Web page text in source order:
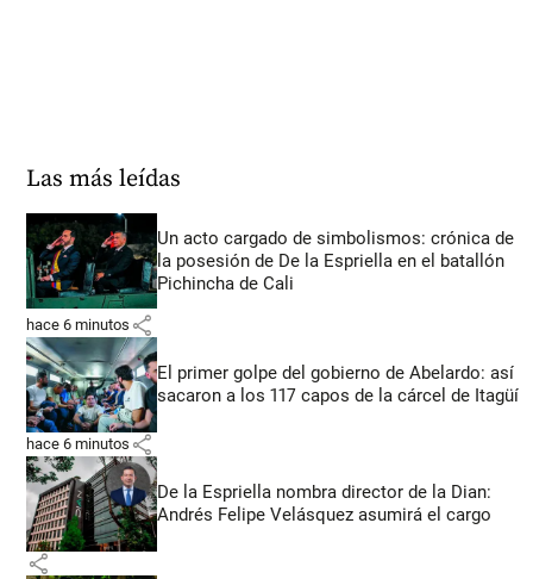
Las más leídas
Un acto cargado de simbolismos: crónica de
la posesión de De la Espriella en el batallón
Pichincha de Cali
hace 6 minutos share
El primer golpe del gobierno de Abelardo: así
sacaron a los 117 capos de la cárcel de Itagüí
hace 6 minutos share
De la Espriella nombra director de la Dian:
Andrés Felipe Velásquez asumirá el cargo
share